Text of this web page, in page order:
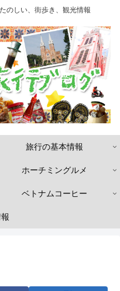
のしい、街歩き、観光情報
旅行の基本情報
ホーチミングルメ
ベトナムコーヒー